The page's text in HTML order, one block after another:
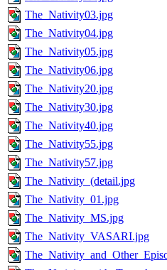
The_Nativity03.jpg
The_Nativity04.jpg
The_Nativity05.jpg
The_Nativity06.jpg
The_Nativity20.jpg
The_Nativity30.jpg
The_Nativity40.jpg
The_Nativity55.jpg
The_Nativity57.jpg
The_Nativity_(detail.jpg
The_Nativity_01.jpg
The_Nativity_MS.jpg
The_Nativity_VASARI.jpg